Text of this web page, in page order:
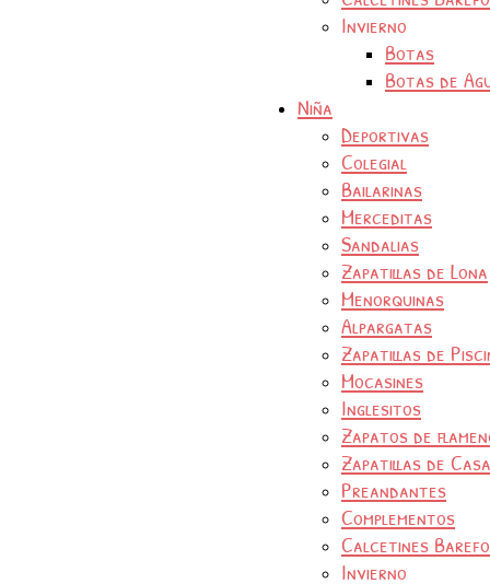
Invierno
Botas
Botas de
Niña
Deportivas
Colegial
Bailarinas
Merceditas
Sandalias
Zapatillas de Lona
Menorquinas
Alpargatas
Zapatillas de
Mocasines
Inglesitos
Zapatos de
Zapatillas de Casa
Preandantes
Complementos
Calcetines
Invierno